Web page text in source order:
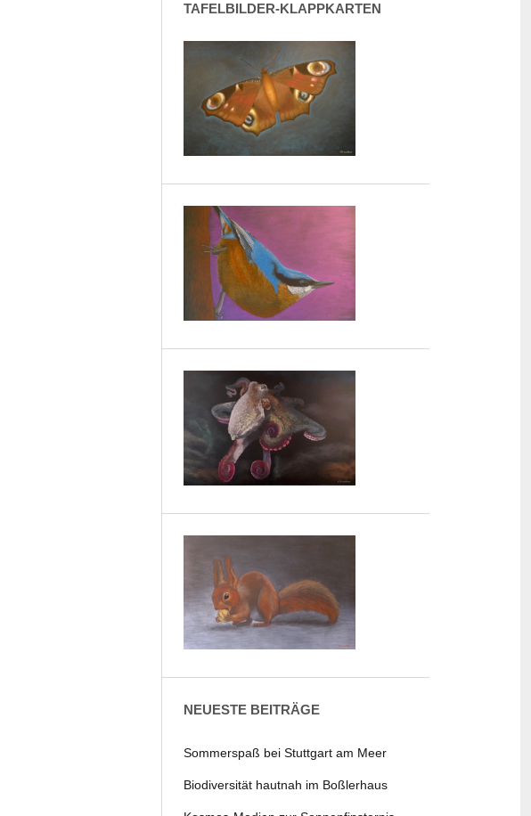
TAFELBILDER-KLAPPKARTEN
NEUESTE BEITRÄGE
Sommerspaß bei Stuttgart am Meer
Biodiversität hautnah im Boßlerhaus